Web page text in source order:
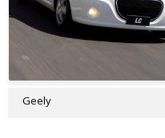
Geely